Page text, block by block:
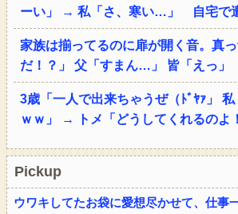
ーい」 → 私「さ、寒い…」 自宅で
家族は揃ってるのに扉が開く音。真
だ！？」 父「すまん…」 皆「えっ」
3歳「一人で出来ちゃうぜ（ﾄﾞﾔｧ」
ｗｗ」 → トメ「どうしてくれるのよ
Pickup
ウワキしてたお袋に愛想尽かせて、仕事